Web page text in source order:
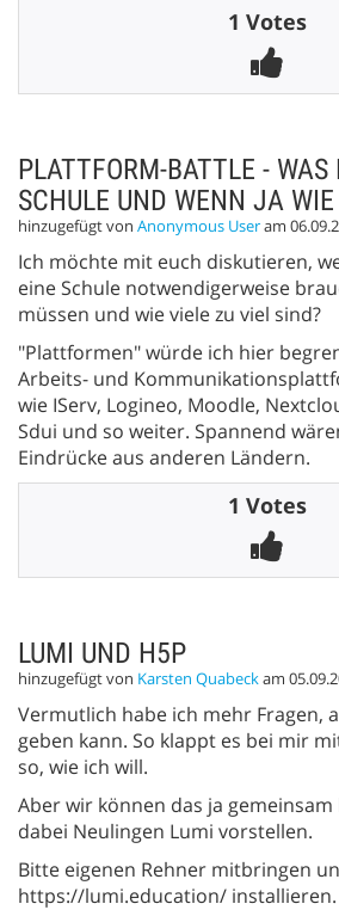
1 Votes
PLATTFORM-BATTLE - WAS
SCHULE UND WENN JA WIE
hinzugefügt von Anonymous Useram
Ich möchte mit euch diskutieren,
eine Schule notwendigerweise
müssen und wie viele zu viel sind?
"Plattformen" würde ich hier
Arbeits- und
wie IServ, Logineo, Moodle,
Sdui und so weiter. Spannend
Eindrücke aus anderen Ländern.
1 Votes
LUMI UND H5P
hinzugefügt von Karsten Quabeckam
Vermutlich habe ich mehr Fragen,
geben kann. So klappt es bei mir
so, wie ich will.
Aber wir können das ja
dabei Neulingen Lumi vorstellen.
Bitte eigenen Rehner mitbringen
https://lumi.education/ installieren.